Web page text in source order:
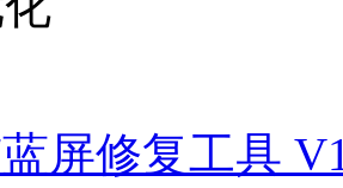
屏修复工具